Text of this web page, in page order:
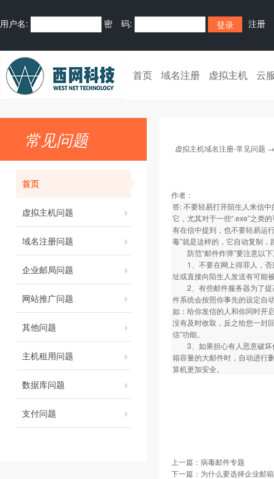
用户名: 密 码: 注册
首页 域名注册 虚拟主机 云
常见问题
首页
虚拟主机问题
域名注册问题
企业邮局问题
网站推广问题
其他问题
主机租用问题
数据库问题
支付问题
虚拟主机域名注册-常见问题
作者：
答: 不要轻易打开陌生人来信
它，尤其对于一些“.exe”之类
有在信中提到，也不要轻易运
毒”就是这样的，它自动复制，
防范“邮件炸弹”要注意以下
1、不要在网上得罪人，否
址或直接向陌生人发送有可能
2、有些邮件服务器为了提
件系统会按照你事先的设定自
如：给你发信的人和你同时开
没有及时收取，反之给您一封
信”功能。
3、如果担心有人恶意破坏
箱容量的大邮件时，自动进行
算机更加安全。
上一篇： 病毒邮件专题
下一篇： 为什么要选择企业邮